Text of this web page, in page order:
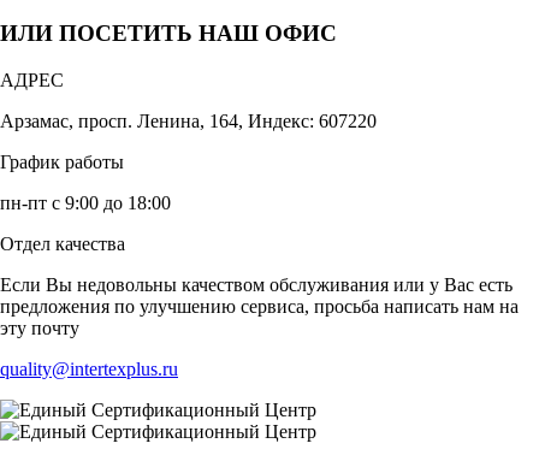
ИЛИ ПОСЕТИТЬ НАШ ОФИС
АДРЕС
Арзамас, просп. Ленина, 164, Индекс: 607220
График работы
пн-пт с 9:00 до 18:00
Отдел качества
Если Вы недовольны качеством обслуживания или у Вас есть
предложения по улучшению сервиса, просьба написать нам на
эту почту
quality@intertexplus.ru